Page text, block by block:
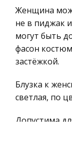
Геология
Религия
Женщина
не в пиджак
могут быть
фасон
застёжкой.
Блузка к
светлая, по
Допустима